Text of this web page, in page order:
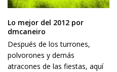
Lo mejor del 2012 por
dmcaneiro
Después de los turrones,
polvorones y demás
atracones de las fiestas, aquí